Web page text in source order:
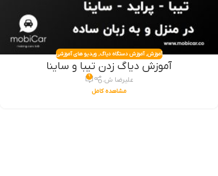
آموزش,آموزش دستگاه دیاگ,ویدیو های آموزشی
آموزش دیاگ زدن تیبا و ساینا
علیرضا ش. ۹
مشاهده کامل